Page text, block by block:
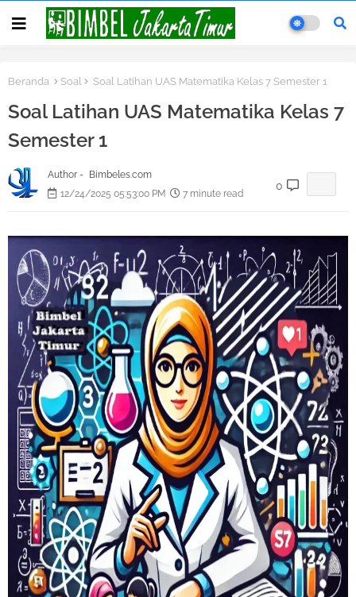
Beranda Soal Soal Latihan UAS Matematika Kelas 7 Semester 1
Soal Latihan UAS Matematika Kelas 7
Semester 1
Author -
Bimbeles.com
12/24/2025 05:53:00 PM
7 minute read
0